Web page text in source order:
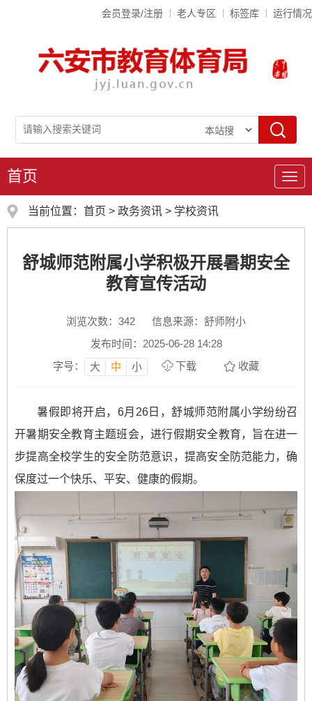
会员登录/注册 老人专区 标签库 运行情况
导
首页
当前位置： 首页 > 政务资讯 > 学校资讯
舒城师范附属小学积极开展暑期安全
教育宣传活动
浏览次数： 342
信息来源：舒师附小
发布时间：2025-06-28 14:28
字号：
大 中 小 下载 收藏
暑假即将开启，6月26日，舒城师范附属小学纷纷召
开暑期安全教育主题班会，进行假期安全教育，旨在进一
步提高全校学生的安全防范意识，提高安全防范能力，确
保度过一个快乐、平安、健康的假期。